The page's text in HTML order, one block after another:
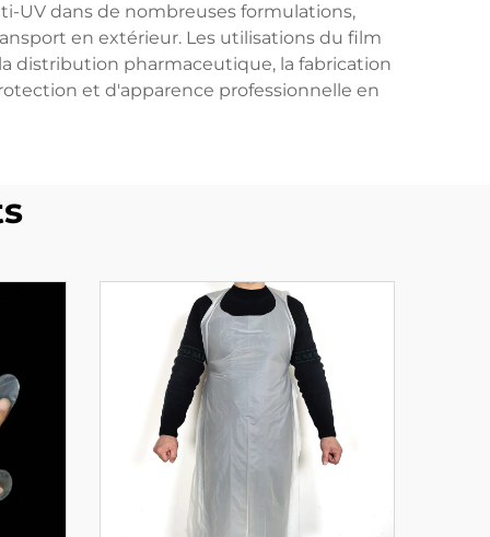
UV dans de nombreuses formulations,
en extérieur. Les utilisations du film
distribution pharmaceutique, la fabrication
et d'apparence professionnelle en